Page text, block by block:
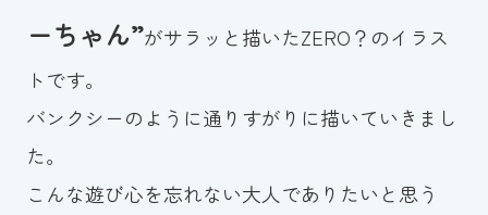
ーちゃん”がサラッと描いたZERO？のイラス
トです。
バンクシーのように通りすがりに描いていきまし
た。
こんな遊び心を忘れない大人でありたいと思う